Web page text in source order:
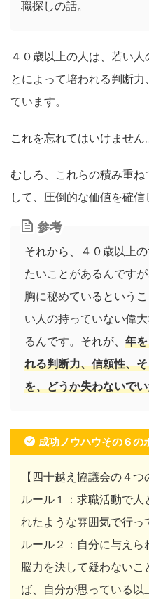
職探しの話。
４０歳以上の人は、若い
とによって培われる判断
ています。
これを忘れてはいけません
むしろ、これらの積み重
して、圧倒的な価値を確信
参考
それから、４０歳以上
たいことがあるんです
胸に秘めているという
い人の持っていない偉
るんです。それが、 年
れる判断力、信頼性、
を、どうか失わないで
成功ノウハウその６の
【四十越え協議会の４つ
ルール１：求職活動で人
れたような雰囲気で行っ
ルール２：自分に与え
脳力を決して疑わない
ば、自分が思っている以